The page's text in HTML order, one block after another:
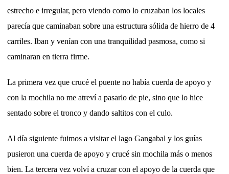
estrecho e irregular, pero viendo como lo cruzaban los locales
parecía que caminaban sobre una estructura sólida de hierro de 4
carriles. Iban y venían con una tranquilidad pasmosa, como si
caminaran en tierra firme.
La primera vez que crucé el puente no había cuerda de apoyo y
con la mochila no me atreví a pasarlo de pie, sino que lo hice
sentado sobre el tronco y dando saltitos con el culo.
Al día siguiente fuimos a visitar el lago Gangabal y los guías
pusieron una cuerda de apoyo y crucé sin mochila más o menos
bien. La tercera vez volví a cruzar con el apoyo de la cuerda que